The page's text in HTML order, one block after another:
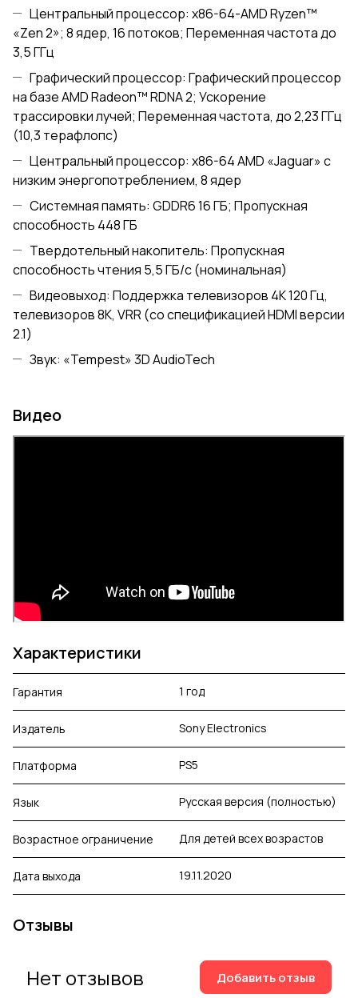
Центральный процессор: x86-64-AMD Ryzen™
«Zen 2»; 8 ядер, 16 потоков; Переменная частота до
3,5 ГГц
Графический процессор: Графический процессор
на базе AMD Radeon™ RDNA 2; Ускорение
трассировки лучей; Переменная частота, до 2,23 ГГц
(10,3 терафлопс)
Центральный процессор: x86-64 AMD «Jaguar» с
низким энергопотреблением, 8 ядер
Системная память: GDDR6 16 ГБ; Пропускная
способность 448 ГБ
Твердотельный накопитель: Пропускная
способность чтения 5,5 ГБ/с (номинальная)
Видеовыход: Поддержка телевизоров 4K 120 Гц,
телевизоров 8K, VRR (со спецификацией HDMI версии
2.1)
Звук: «Tempest» 3D AudioTech
Видео
Характеристики
Гарантия 1 год
Издатель Sony Electronics
Платформа PS5
Язык Русская версия (полностью)
Возрастное ограничение Для детей всех возрастов
Дата выхода 19.11.2020
Отзывы
Нет отзывов Добавить отзыв